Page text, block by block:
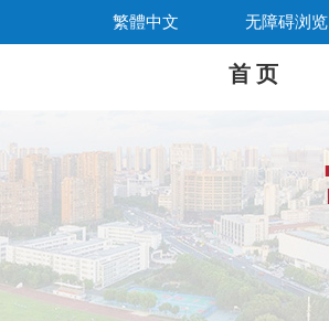
繁體中文 无障碍浏览
首 页